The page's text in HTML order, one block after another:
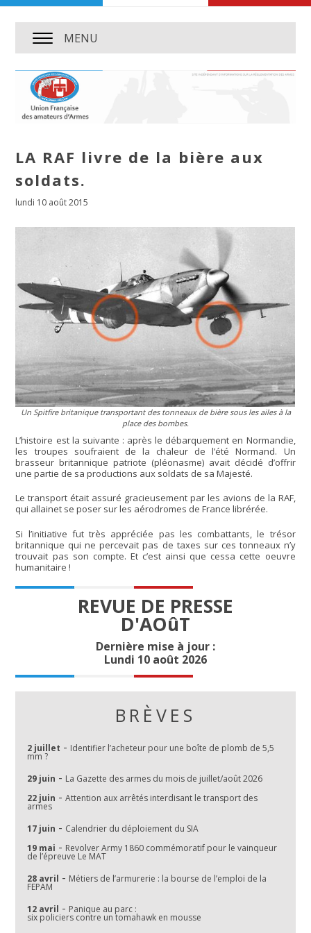
MENU
LA RAF livre de la bière aux
soldats.
lundi 10 août 2015
Un Spitfire britanique transportant des tonneaux de bière sous les ailes à la
place des bombes.
L’histoire est la suivante : après le débarquement en Normandie,
les troupes soufraient de la chaleur de l’été Normand. Un
brasseur britannique patriote (pléonasme) avait décidé d’offrir
une partie de sa productions aux soldats de sa Majesté.
Le transport était assuré gracieusement par les avions de la RAF,
qui allainet se poser sur les aérodromes de France librérée.
Si l’initiative fut très appréciée pas les combattants, le trésor
britannique qui ne percevait pas de taxes sur ces tonneaux n’y
trouvait pas son compte. Et c’est ainsi que cessa cette oeuvre
humanitaire !
REVUE DE PRESSE
D'AOûT
Dernière mise à jour :
Lundi 10 août 2026
BRÈVES
2 juillet - Identifier l’acheteur pour une boîte de plomb de 5,5
mm ?
29 juin - La Gazette des armes du mois de juillet/août 2026
22 juin -Attention aux arrêtés interdisant le transport des
armes
17 juin - Calendrier du déploiement du SIA
19 mai - Revolver Army 1860 commémoratif pour le vainqueur
de l’épreuve Le MAT
28 avril - Métiers de l’armurerie : la bourse de l’emploi de la
FEPAM
12 avril - Panique au parc :
six policiers contre un tomahawk en mousse